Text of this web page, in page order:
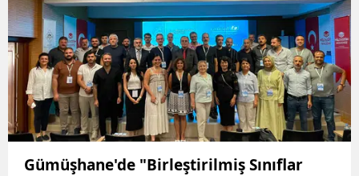
Gümüşhane'de "Birleştirilmiş Sınıflar